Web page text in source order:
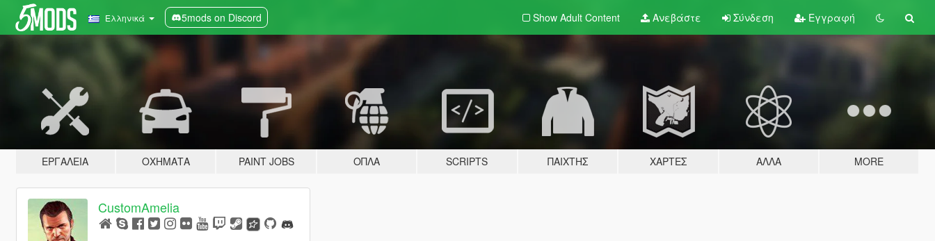
Ελληνικά 5mods on Discord Show Adult Content Ανεβάστε Σύνδεση Εγγραφή
ΕΡΓΑΛΕΊΑ ΟΧΉΜΑΤΑ PAINT JOBS ΌΠΛΑ SCRIPTS ΠΑΊΧΤΗΣ ΧΆΡΤΕΣ ΆΛΛΑ MORE
CustomAmelia